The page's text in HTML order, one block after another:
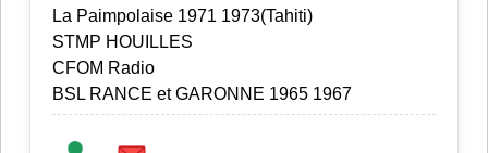
La Paimpolaise 1971 1973(Tahiti)
STMP HOUILLES
CFOM Radio
BSL RANCE et GARONNE 1965 1967